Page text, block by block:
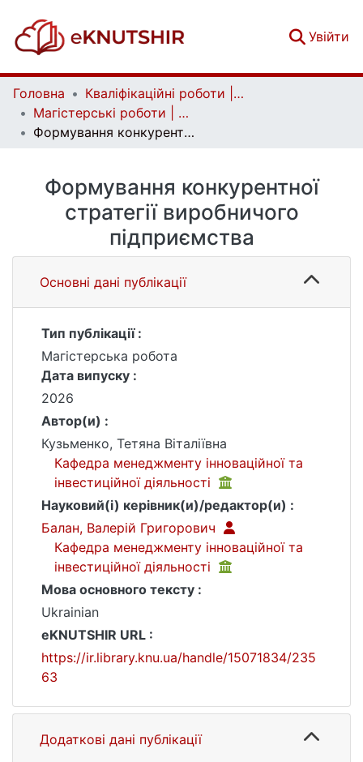
Увійти
Головна
Кваліфікаційні роботи | Qualifying works
Магістерські роботи | Master's theses
Формування конкурентної стратегії виробничого підприємства
Формування конкурентної
стратегії виробничого
підприємства
Основні дані публікації
Тип публікації :
Магістерська робота
Дата випуску :
2026
Автор(и) :
Кузьменко, Тетяна Віталіївна
Кафедра менеджменту інноваційної та
інвестиційної діяльності
Науковий(і) керівник(и)/редактор(и) :
Балан, Валерій Григорович
Кафедра менеджменту інноваційної та
інвестиційної діяльності
Мова основного тексту :
Ukrainian
eKNUTSHIR URL :
https://ir.library.knu.ua/handle/15071834/235
63
Додаткові дані публікації